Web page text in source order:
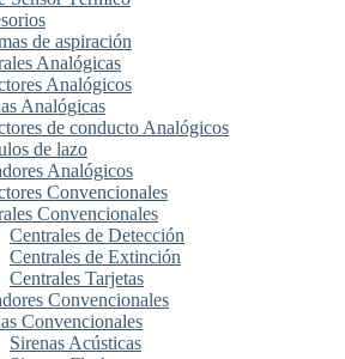
de aspiración
Analógicas
Analógicos
Analógicas
de conducto Analógicos
de lazo
Analógicos
Convencionales
Convencionales
Centrales de Detección
Centrales de Extinción
Centrales Tarjetas
Convencionales
Convencionales
Sirenas Acústicas